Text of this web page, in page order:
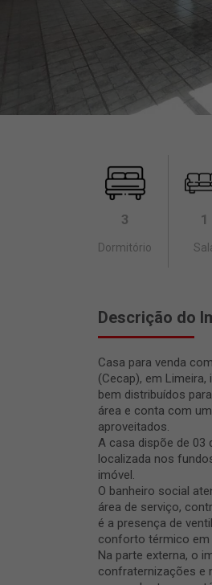
3
Dormitório
1
Descrição do
Casa para venda
(Cecap), em
bem distribuídos
área e conta com
aproveitados.
A casa dispõe de 03
localizada nos
imóvel.
O banheiro social
área de serviço,
é a presença de
conforto térmico
Na parte externa, o
confraternizações e